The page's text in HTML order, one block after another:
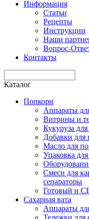
Информация
Статьи
Рецепты
Инструкции
Наши
Вопрос-
Контакты
Каталог
Попкорн
Аппараты
Витрины и
Кукуруза
Добавки для
Масло для
Упаковка
Смеси для
сепараторы
Готовый и
Сахарная вата
Аппараты
Тележки для